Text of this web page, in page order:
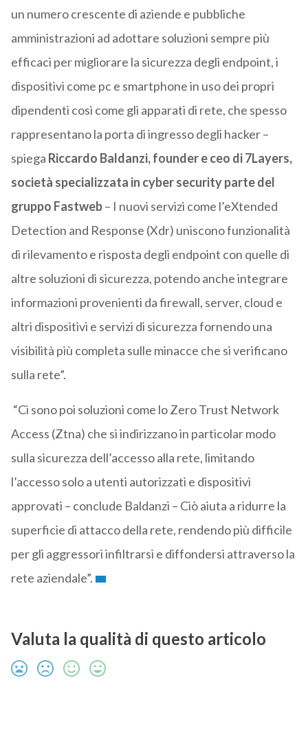
un numero crescente di aziende e pubbliche
amministrazioni ad adottare soluzioni sempre più
efficaci per migliorare la sicurezza degli endpoint, i
dispositivi come pc e smartphone in uso dei propri
dipendenti così come gli apparati di rete, che spesso
rappresentano la porta di ingresso degli hacker –
spiega Riccardo Baldanzi, founder e ceo di 7Layers,
società specializzata in cyber security parte del
gruppo Fastweb– I nuovi servizi come l’eXtended
Detection and Response (Xdr) uniscono funzionalità
di rilevamento e risposta degli endpoint con quelle di
altre soluzioni di sicurezza, potendo anche integrare
informazioni provenienti da firewall, server, cloud e
altri dispositivi e servizi di sicurezza fornendo una
visibilità più completa sulle minacce che si verificano
sulla rete”.
“Ci sono poi soluzioni come lo Zero Trust Network
Access (Ztna) che si indirizzano in particolar modo
sulla sicurezza dell’accesso alla rete, limitando
l’accesso solo a utenti autorizzati e dispositivi
approvati – conclude Baldanzi – Ciò aiuta a ridurre la
superficie di attacco della rete, rendendo più difficile
per gli aggressori infiltrarsi e diffondersi attraverso la
rete aziendale”.
Valuta la qualità di questo articolo